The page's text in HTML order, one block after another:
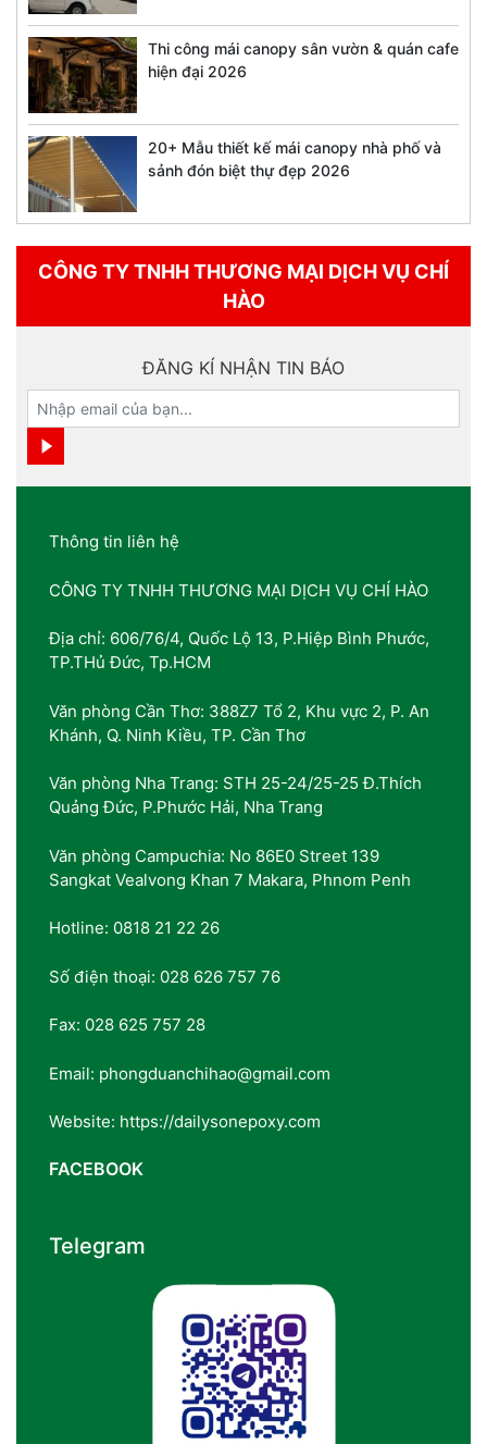
Thi công mái canopy sân vườn & quán cafe
hiện đại 2026
20+ Mẫu thiết kế mái canopy nhà phố và
sảnh đón biệt thự đẹp 2026
CÔNG TY TNHH THƯƠNG MẠI DỊCH VỤ CHÍ
HÀO
ĐĂNG KÍ NHẬN TIN BÁO
Thông tin liên hệ
CÔNG TY TNHH THƯƠNG MẠI DỊCH VỤ CHÍ HÀO
Địa chỉ: 606/76/4, Quốc Lộ 13, P.Hiệp Bình Phước,
TP.THủ Đức, Tp.HCM
Văn phòng Cần Thơ: 388Z7 Tổ 2, Khu vực 2, P. An
Khánh, Q. Ninh Kiều, TP. Cần Thơ
Văn phòng Nha Trang: STH 25-24/25-25 Đ.Thích
Quảng Đức, P.Phước Hải, Nha Trang
Văn phòng Campuchia: No 86E0 Street 139
Sangkat Vealvong Khan 7 Makara, Phnom Penh
Hotline: 0818 21 22 26
Số điện thoại: 028 626 757 76
Fax: 028 625 757 28
Email: phongduanchihao@gmail.com
Website: https://dailysonepoxy.com
FACEBOOK
Telegram